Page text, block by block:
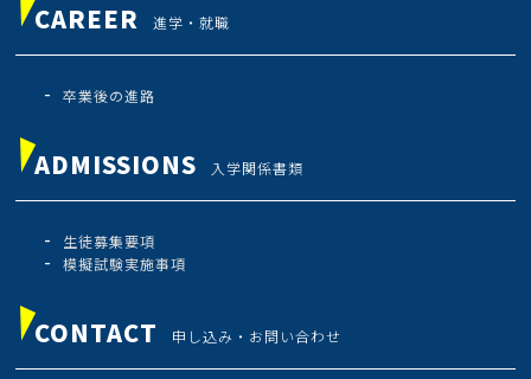
CAREER 進学・就職
卒業後の進路
ADMISSIONS 入学関係書類
生徒募集要項
模擬試験実施事項
CONTACT 申し込み・お問い合わせ